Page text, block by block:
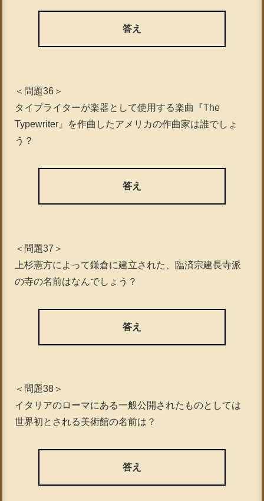
答え
＜問題36＞
タイプライターが楽器として使用する楽曲『The
Typewriter』を作曲したアメリカの作曲家は誰でしょ
う？
答え
＜問題37＞
上杉憲方によって鎌倉に建立された、臨済宗建長寺派
の寺の名前はなんでしょう？
答え
＜問題38＞
イタリアのローマにある一般公開されたものとしては
世界初とされる美術館の名前は？
答え